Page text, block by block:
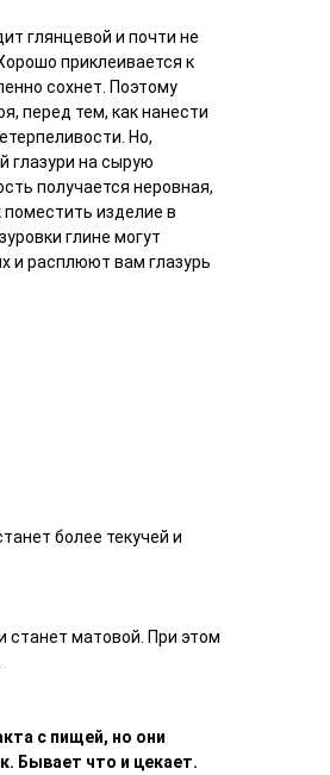
глянцевой и почти не
приклеивается к
сохнет. Поэтому
перед тем, как нанести
Но,
глазури на сырую
получается неровная,
поместить изделие в
глине могут
и расплюют вам глазурь
более текучей и
станет матовой. При этом
с пищей, но они
Бывает что и цекает.